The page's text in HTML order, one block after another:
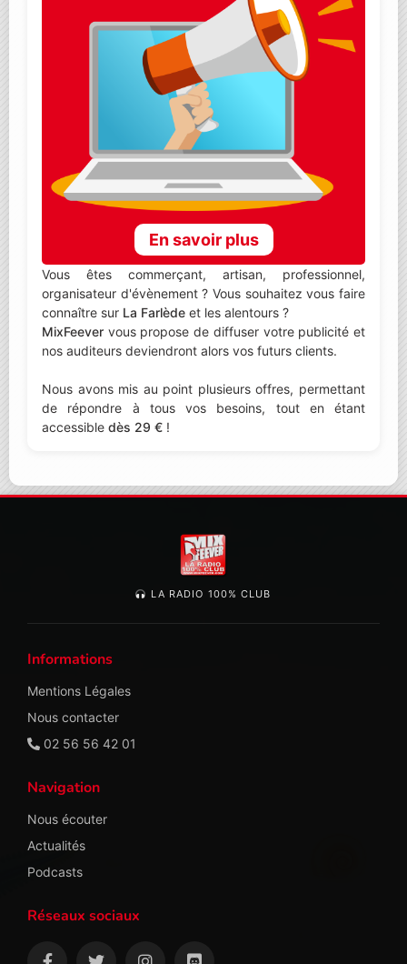
En savoir plus
Vous êtes commerçant, artisan, professionnel,
organisateur d'évènement ? Vous souhaitez vous faire
connaître sur La Farlède et les alentours ?
MixFeever vous propose de diffuser votre publicité et
nos auditeurs deviendront alors vos futurs clients.
Nous avons mis au point plusieurs offres, permettant
de répondre à tous vos besoins, tout en étant
accessible dès 29 € !
LA RADIO 100% CLUB
Informations
Mentions Légales
Nous contacter
02 56 56 42 01
Navigation
Nous écouter
Actualités
Podcasts
Réseaux sociaux